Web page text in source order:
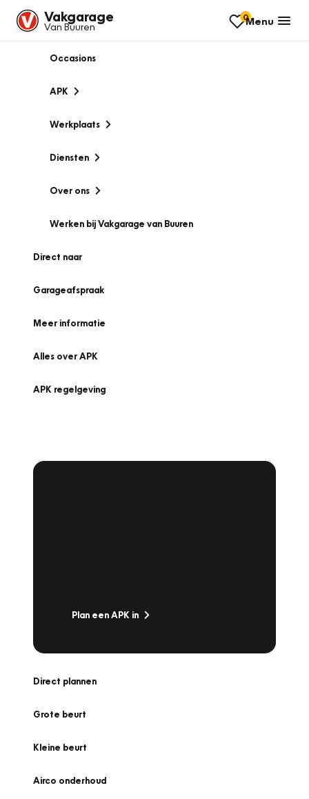
Vakgarage
Van Buuren
0Menu
Occasions
APK
Werkplaats
Diensten
Over ons
Werken bij Vakgarage van Buuren
Direct naar
Garageafspraak
Meer informatie
Alles over APK
APK regelgeving
Plan een APK in
Direct plannen
Grote beurt
Kleine beurt
Airco onderhoud